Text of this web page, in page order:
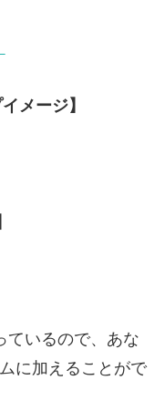
メージ】
ているので、あな
に加えることがで